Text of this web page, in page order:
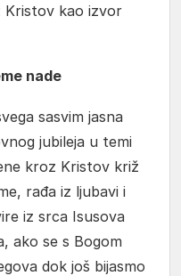
Kristov kao izvor
nade
sasvim jasna
jubileja u temi
kroz Kristov križ
rađa iz ljubavi i
iz srca Isusova
ako se s Bogom
dok još bijasmo